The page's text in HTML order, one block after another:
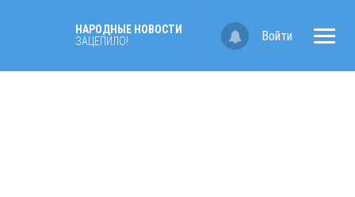
НАРОДНЫЕ НОВОСТИ
ЗАЦЕПИЛО!
Войти